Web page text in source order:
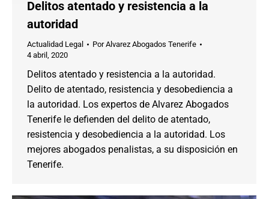
Delitos atentado y resistencia a la
autoridad
Actualidad Legal PorAlvarez Abogados Tenerife
4 abril, 2020
Delitos atentado y resistencia a la autoridad.
Delito de atentado, resistencia y desobediencia a
la autoridad. Los expertos de Alvarez Abogados
Tenerife le defienden del delito de atentado,
resistencia y desobediencia a la autoridad. Los
mejores abogados penalistas, a su disposición en
Tenerife.